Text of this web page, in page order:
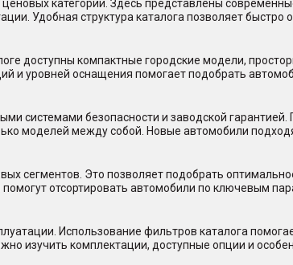
категорий. Здесь представлены
Удобная структура каталога позволяет быстро
доступны компактные городские модели,
и уровней оснащения помогает подобрать
системами безопасности и заводской гарантией.
моделей между собой. Новые автомобили
сегментов. Это позволяет подобрать
отсортировать автомобили по ключевым
Использование фильтров каталога
изучить комплектации, доступные опции и